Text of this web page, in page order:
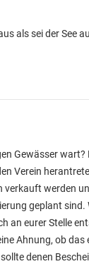
als sei der See
Gewässer wart?
Verein
verkauft werden
geplant sind.
an eurer Stelle
Ahnung, ob das
denen